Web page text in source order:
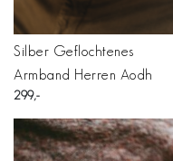
Silber Geflochtenes
Armband Herren Aodh
299